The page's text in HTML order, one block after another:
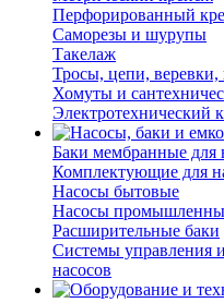
Перфорированный
Саморезы и шурупы
Такелаж
Тросы, цепи, веревки,
Хомуты и
Электротехнический
Баки мембранные для
Комплектующие для
Насосы бытовые
Насосы
Расширительные баки
Системы управления
насосов